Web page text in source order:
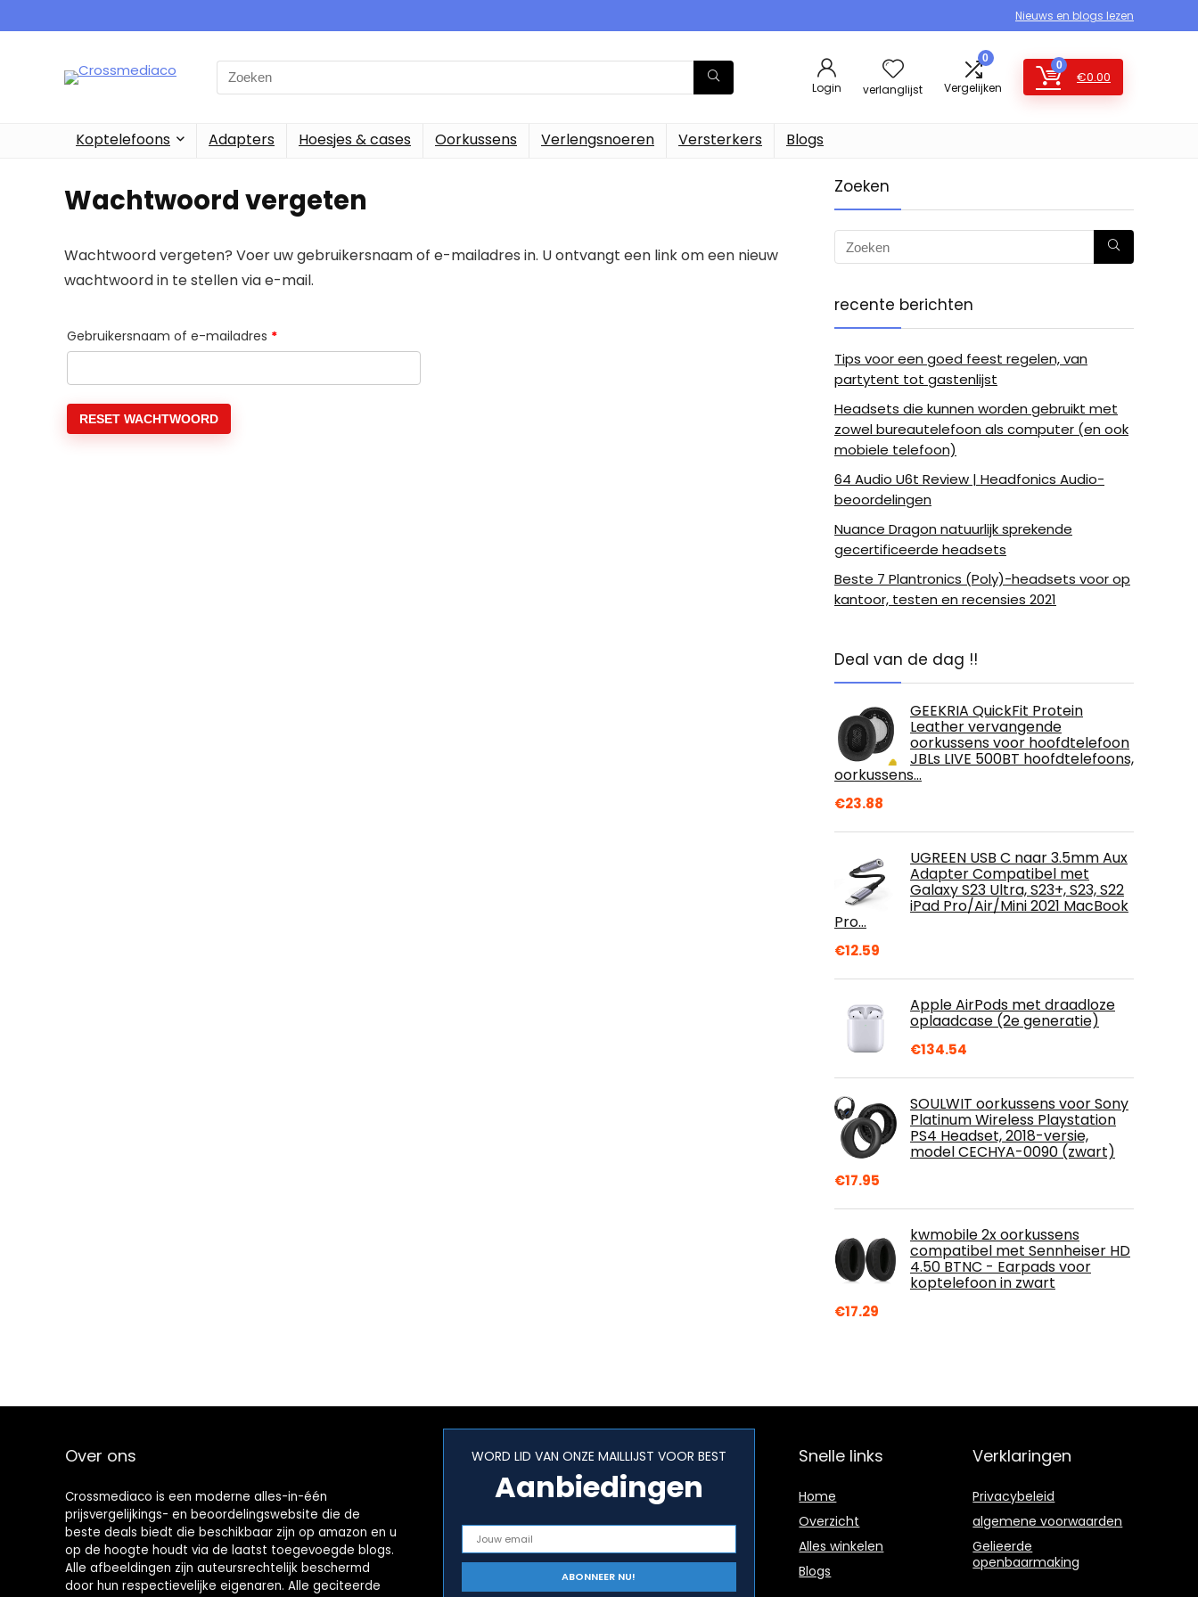
Nieuws en blogs lezen
Search
for:
Login verlanglijst
0
Vergelijken
0
€0.00
Koptelefoons Adapters Hoesjes & cases Oorkussens Verlengsnoeren Versterkers Blogs
Wachtwoord vergeten
Wachtwoord vergeten? Voer uw gebruikersnaam of e-mailadres in. U ontvangt een link om een nieuw
wachtwoord in te stellen via e-mail.
Gebruikersnaam of e-mailadres *Vereist
RESET WACHTWOORD
Zoeken
recente berichten
Tips voor een goed feest regelen, van
partytent tot gastenlijst
Headsets die kunnen worden gebruikt met
zowel bureautelefoon als computer (en ook
mobiele telefoon)
64 Audio U6t Review | Headfonics Audio-
beoordelingen
Nuance Dragon natuurlijk sprekende
gecertificeerde headsets
Beste 7 Plantronics (Poly)-headsets voor op
kantoor, testen en recensies 2021
Deal van de dag !!
GEEKRIA QuickFit Protein
Leather vervangende
oorkussens voor hoofdtelefoon
JBLs LIVE 500BT hoofdtelefoons,
oorkussens…
€23.88
UGREEN USB C naar 3.5mm Aux
Adapter Compatibel met
Galaxy S23 Ultra, S23+, S23, S22
iPad Pro/Air/Mini 2021 MacBook
Pro…
€12.59
Apple AirPods met draadloze
oplaadcase (2e generatie)
€134.54
SOULWIT oorkussens voor Sony
Platinum Wireless Playstation
PS4 Headset, 2018-versie,
model CECHYA-0090 (zwart)
€17.95
kwmobile 2x oorkussens
compatibel met Sennheiser HD
4.50 BTNC - Earpads voor
koptelefoon in zwart
€17.29
Over ons
Crossmediaco is een moderne alles-in-één
prijsvergelijkings- en beoordelingswebsite die de
beste deals biedt die beschikbaar zijn op amazon en u
op de hoogte houdt via de laatst toegevoegde blogs.
Alle afbeeldingen zijn auteursrechtelijk beschermd
door hun respectievelijke eigenaren. Alle geciteerde
WORD LID VAN ONZE MAILLIJST VOOR BEST
Aanbiedingen
Snelle links
Home
Overzicht
Alles winkelen
Blogs
Verklaringen
Privacybeleid
algemene voorwaarden
Gelieerde
openbaarmaking